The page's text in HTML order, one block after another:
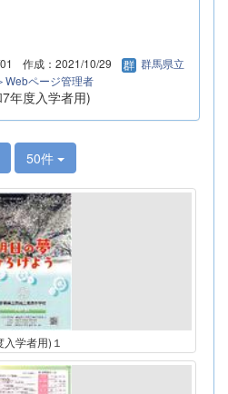
作成：2021/10/29
群馬県立
Webページ管理者
年度入学者用)
50件
学者用)１